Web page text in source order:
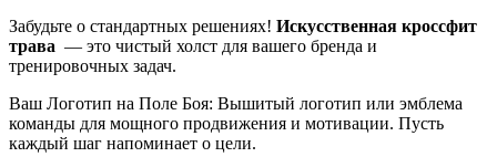
Забудьте о стандартных решениях! Искусственная кроссфит
трава — это чистый холст для вашего бренда и
тренировочных задач.
Ваш Логотип на Поле Боя: Вышитый логотип или эмблема
команды для мощного продвижения и мотивации. Пусть
каждый шаг напоминает о цели.